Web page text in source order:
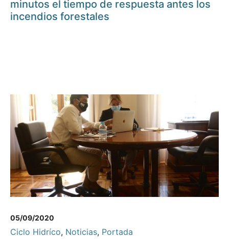
minutos el tiempo de respuesta antes los
incendios forestales
05/09/2020
Ciclo Hidríco, Noticias, Portada